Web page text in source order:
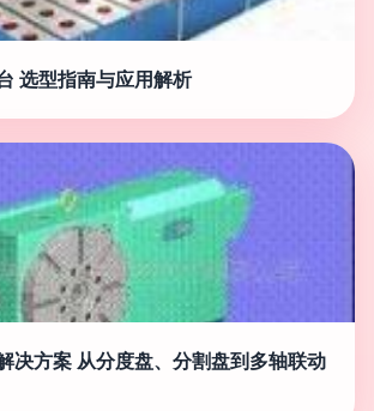
选型指南与应用解析
决方案 从分度盘、分割盘到多轴联动